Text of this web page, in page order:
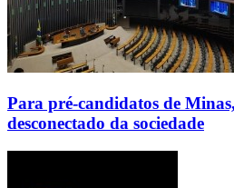
Para pré-candidatos de
desconectado da sociedade